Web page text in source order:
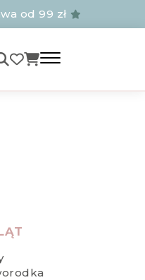
od 99 zł